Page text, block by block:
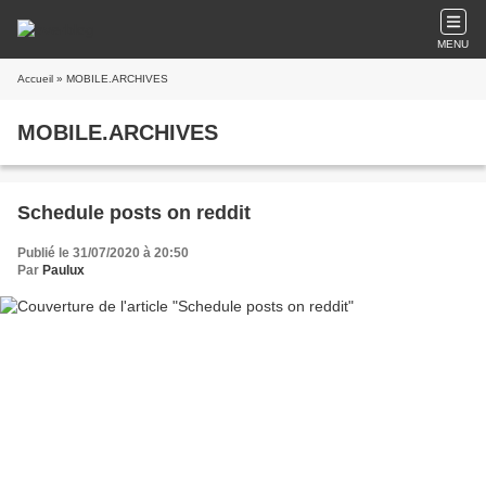
MENU
Accueil » MOBILE.ARCHIVES
MOBILE.ARCHIVES
Schedule posts on reddit
Publié le 31/07/2020 à 20:50
Par Paulux